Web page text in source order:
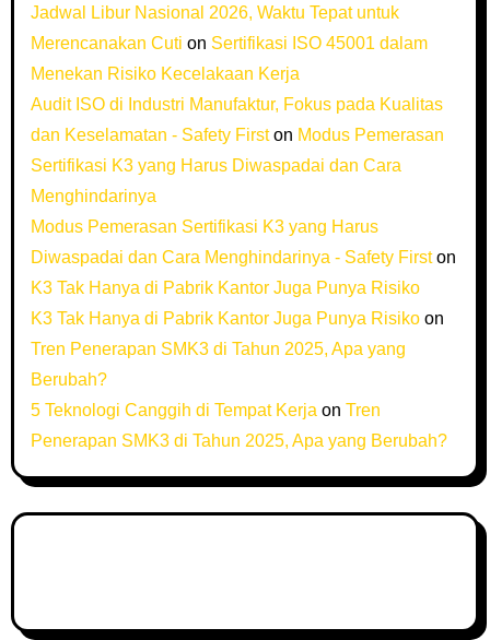
Jadwal Libur Nasional 2026, Waktu Tepat untuk
Merencanakan Cuti on Sertifikasi ISO 45001 dalam
Menekan Risiko Kecelakaan Kerja
Audit ISO di Industri Manufaktur, Fokus pada Kualitas
dan Keselamatan - Safety Firston Modus Pemerasan
Sertifikasi K3 yang Harus Diwaspadai dan Cara
Menghindarinya
Modus Pemerasan Sertifikasi K3 yang Harus
Diwaspadai dan Cara Menghindarinya - Safety Firston
K3 Tak Hanya di Pabrik Kantor Juga Punya Risiko
K3 Tak Hanya di Pabrik Kantor Juga Punya Risikoon
Tren Penerapan SMK3 di Tahun 2025, Apa yang
Berubah?
5 Teknologi Canggih di Tempat Kerjaon Tren
Penerapan SMK3 di Tahun 2025, Apa yang Berubah?